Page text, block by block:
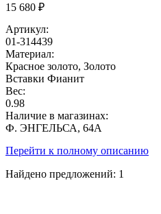
15 680 ₽
Артикул:
01-314439
Материал:
Красное золото, Золото
Вставки Фианит
Вес:
0.98
Наличие в магазинах:
Ф. ЭНГЕЛЬСА, 64А
Перейти к полному описанию
Найдено предложений: 1